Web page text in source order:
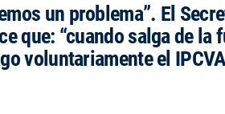
un problema”. El
que: “cuando salga de la
voluntariamente el